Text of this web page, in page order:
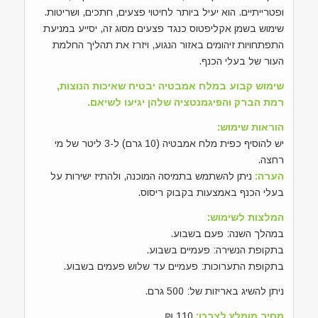
ופטרייתיים. הוא יעיל ביותר לחיטוי פצעים, חתכים, ושריטות.
שימוש בשמן אקליפטוס כנגד פצעים מסוג זה, יסייע במניעת
התפתחויות זיהומים באזור הנגוע, ויזרז את תהליך החלמת
העור של בעלי הכנף.
שימוש קבוע במלח אמבטיה יבטיח שאיכות הנוצות,
רמת הברק והפיגמנטציה שלהן יגיעו לשיאם.
הוראות שימוש:
יש להוסיף כפית מלח אמבטיה (10 גרם) ל-3 ליטר של מי
רחצה.
הערה: ניתן להשתמש בתמיסה המוכנה, ולהתיז ישירות על
בעלי הכנף באמצעות בקבוק ריסוס.
המלצות לשימוש:
במהלך השנה: פעם בשבוע.
בתקופת הנשירה: פעמיים בשבוע.
בתקופת התערוכות: פעמיים עד שלוש פעמים בשבוע.
ניתן להשיג באריזות של: 500 גרם.
מחיר מומלץ לצרכן: